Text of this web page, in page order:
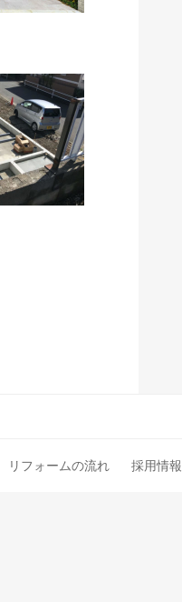
リフォームの流れ 採用情報